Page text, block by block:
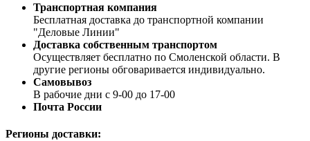
Транспортная компания
Бесплатная доставка до транспортной компании
"Деловые Линии"
Доставка собственным транспортом
Осуществляет бесплатно по Смоленской области. В
другие регионы обговаривается индивидуально.
Самовывоз
В рабочие дни с 9-00 до 17-00
Почта России
Регионы доставки: